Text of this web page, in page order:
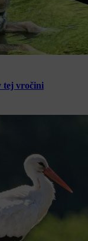
tej vročini